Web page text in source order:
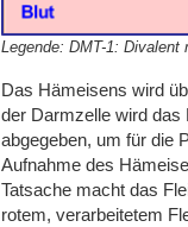
DMT-1: Divalent
Das Hämeisens wird
der Darmzelle wird das
abgegeben, um für die
Aufnahme des
Tatsache macht das
rotem, verarbeitetem